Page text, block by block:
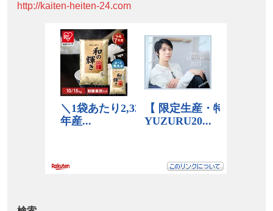
http://kaiten-heiten-24.com